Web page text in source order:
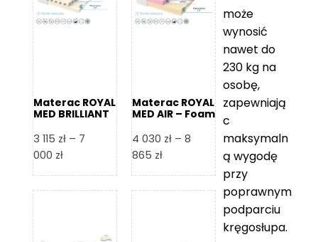
Materac ROYAL
MED BRILLIANT
3 115 zł – 7
000 złZakres
od
Materac ROYAL
MED AIR – Foam
4 030 zł – 8
865 złZakres
od
może
wynosić
nawet do
230 kg na
osobę,
zapewniają
c
maksymaln
ą wygodę
przy
poprawnym
podparciu
kręgosłupa.